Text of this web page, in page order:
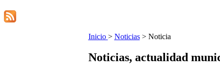
Inicio > Noticias> Noticia
Noticias, actualidad